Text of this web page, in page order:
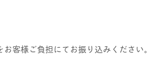
客様ご負担にてお振り込みください。